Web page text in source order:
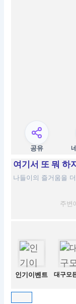
공유
여기서 또 뭐 하
나들이의 즐거움을
주변
인기이벤트 대구모